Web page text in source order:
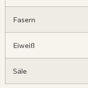
Fasern
Eiweiß
Säle